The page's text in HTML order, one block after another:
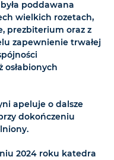
poddawana
wielkich rozetach,
prezbiterium oraz z
zapewnienie trwałej
apeluje o dalsze
dokończeniu
2024 roku katedra